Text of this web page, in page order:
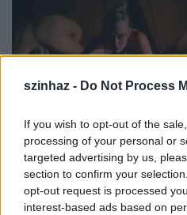
szinhaz - Do Not Process
If you wish to opt-out of the
processing of your personal or
targeted advertising by us,
section to confirm your
opt-out request is processed
interest-based ads based on
Mit követeltek meg zenei értelemben